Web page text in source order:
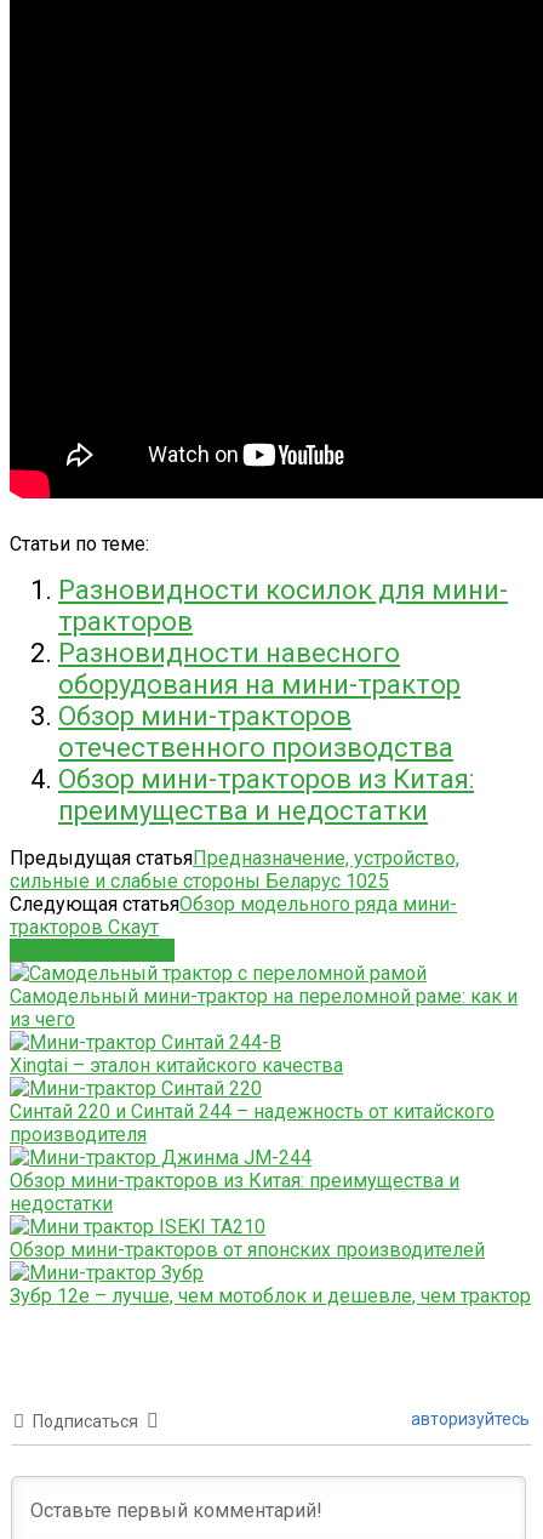
Статьи по теме:
Разновидности косилок для мини-
тракторов
Разновидности навесного
оборудования на мини-трактор
Обзор мини-тракторов
отечественного производства
Обзор мини-тракторов из Китая:
преимущества и недостатки
Предыдущая статьяПредназначение, устройство,
сильные и слабые стороны Беларус 1025
Следующая статьяОбзор модельного ряда мини-
тракторов Скаут
Самодельный мини-трактор на переломной раме: как и
из чего
Xingtai – эталон китайского качества
Синтай 220 и Синтай 244 – надежность от китайского
производителя
Обзор мини-тракторов из Китая: преимущества и
недостатки
Обзор мини-тракторов от японских производителей
Зубр 12е – лучше, чем мотоблок и дешевле, чем трактор
Подписаться авторизуйтесь